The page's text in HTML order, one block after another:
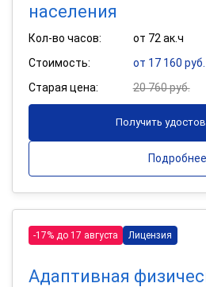
населения
Кол-во часов:
от 72 ак.ч
Стоимость:
от 17 160 руб.
Старая цена:
20 760 руб.
Получить
Подробнее
-17% до 17 августа Лицензия
Адаптивная